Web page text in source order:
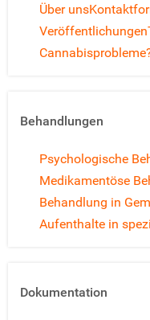
Über uns
Veröffentlichungen
Behandlungen
Psychologische
Medikamentöse
Behandlung in
Aufenthalte in
Dokumentation